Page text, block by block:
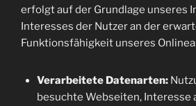
erfolgt auf der Grundlage unseres
Interesses der Nutzer an der
Funktionsfähigkeit unseres
Verarbeitete Datenarten:
besuchte Webseiten, Interesse